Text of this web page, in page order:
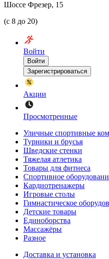
Шоссе Фрезер, 15
(с 8 до 20)
Войти
Войти
Зарегистрироваться
Акции
Просмотренные
Уличные спортивные
Турники и брусья
Шведские стенки
Тяжелая атлетика
Товары для фитнеса
Спортивное
Кардиотренажеры
Игровые столы
Гимнастическое
Детские товары
Единоборства
Массажёры
Разное
Доставка и установка